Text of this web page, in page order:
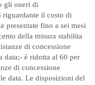
gli oneri di
il costo di
presentate fino a sei mesi
della misura stabilita
di concessione
data;- è ridotta al 60 per
di concessione
data. Le disposizioni del